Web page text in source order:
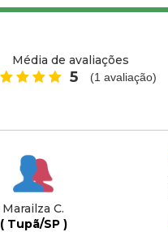
Média de avaliações
5 (1 avaliação)
Marailza C.
( Tupã/SP )